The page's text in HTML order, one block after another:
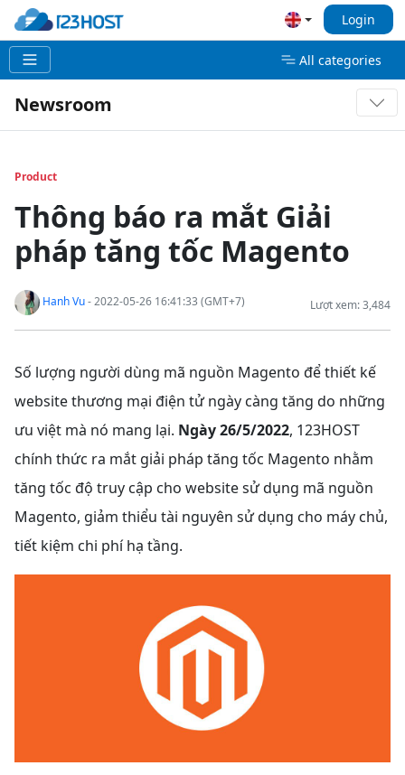
Login
All categories
Newsroom
Product
Thông báo ra mắt Giải
pháp tăng tốc Magento
Lượt xem: 3,484
Hanh Vu- 2022-05-26 16:41:33 (GMT+7)
Số lượng người dùng mã nguồn Magento để thiết kế
website thương mại điện tử ngày càng tăng do những
ưu việt mà nó mang lại. Ngày 26/5/2022, 123HOST
chính thức ra mắt giải pháp tăng tốc Magento nhằm
tăng tốc độ truy cập cho website sử dụng mã nguồn
Magento, giảm thiểu tài nguyên sử dụng cho máy chủ,
tiết kiệm chi phí hạ tầng.